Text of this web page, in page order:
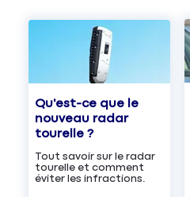
Qu'est-ce que le
nouveau radar
tourelle ?
Tout savoir sur le radar
tourelle et comment
éviter les infractions.